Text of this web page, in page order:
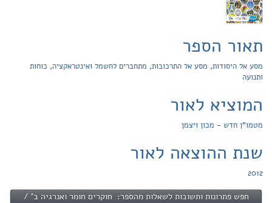
תאור הספר
מסע אל היסודות, מסע אל התרכובות, מתחברים לחשמל ואינטראקציה, כוחות
ותנועה
המוציא לאור
מטמו"ן חדש - מכון ויצמן
שנת ההוצאה לאור
2012
חפש פתרונות ותשובות לשאלות מהספר: חוקרים חומר ואנרגיה ב' /